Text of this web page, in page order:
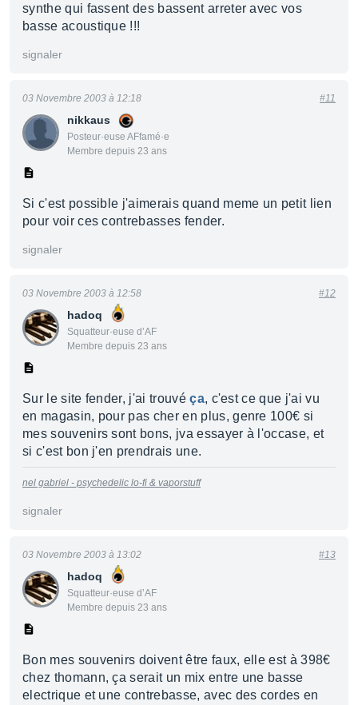
synthe qui fassent des bassent arreter avec vos
basse acoustique !!!
signaler
nikkaus
Posteur·euse AFfamé·e
Membre depuis 23 ans
03 Novembre 2003 à 12:18 #11
Si c'est possible j'aimerais quand meme un petit lien
pour voir ces contrebasses fender.
signaler
hadoq
Squatteur·euse d’AF
Membre depuis 23 ans
03 Novembre 2003 à 12:58 #12
Sur le site fender, j'ai trouvéça, c'est ce que j'ai vu
en magasin, pour pas cher en plus, genre 100€ si
mes souvenirs sont bons, jva essayer à l'occase, et
si c'est bon j'en prendrais une.
nel gabriel - psychedelic lo-fi & vaporstuff
signaler
hadoq
Squatteur·euse d’AF
Membre depuis 23 ans
03 Novembre 2003 à 13:02 #13
Bon mes souvenirs doivent être faux, elle est à 398€
chez thomann, ça serait un mix entre une basse
electrique et une contrebasse, avec des cordes en